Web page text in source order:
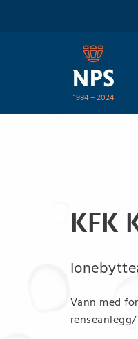
1984 – 2024
KFK
Vann med